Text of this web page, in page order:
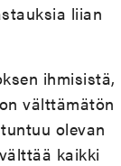
liian
ihmisistä,
välttämätön
olevan
kaikki